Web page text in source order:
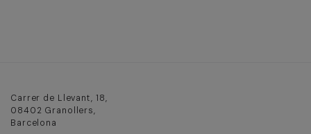
Carrer de Llevant, 18,
08402 Granollers,
Barcelona